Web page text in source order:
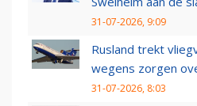
31-07-2026, 9:09
Rusland trekt
wegens zorgen
31-07-2026, 8:03